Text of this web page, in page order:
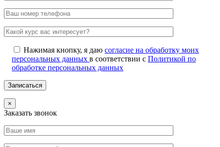
Нажимая кнопку, я даю согласие на обработку моих
персональных данных в соответствии с Политикой по
обработке персональных данных
×
Заказать звонок